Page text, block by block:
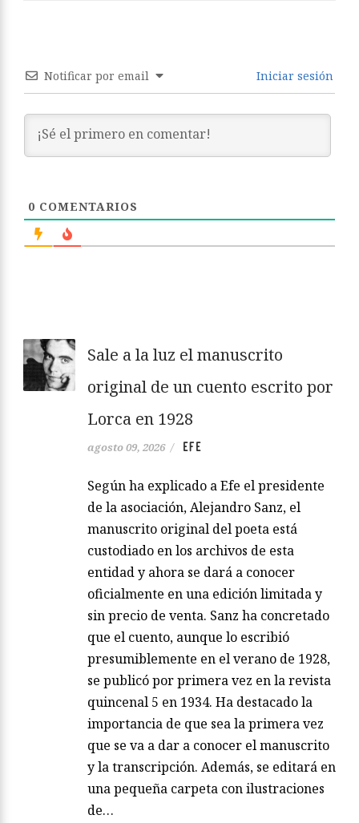
Notificar por email Iniciar sesión
0 COMENTARIOS
Sale a la luz el manuscrito
original de un cuento escrito por
Lorca en 1928
agosto 09, 2026 / EFE
Según ha explicado a Efe el presidente
de la asociación, Alejandro Sanz, el
manuscrito original del poeta está
custodiado en los archivos de esta
entidad y ahora se dará a conocer
oficialmente en una edición limitada y
sin precio de venta. Sanz ha concretado
que el cuento, aunque lo escribió
presumiblemente en el verano de 1928,
se publicó por primera vez en la revista
quincenal 5 en 1934. Ha destacado la
importancia de que sea la primera vez
que se va a dar a conocer el manuscrito
y la transcripción. Además, se editará en
una pequeña carpeta con ilustraciones
de…